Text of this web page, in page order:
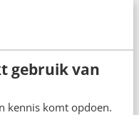
gebruik van
kennis komt opdoen.